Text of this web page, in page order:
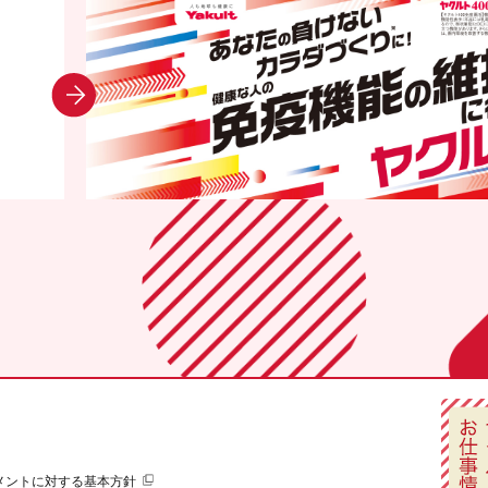
トに対する基本方針